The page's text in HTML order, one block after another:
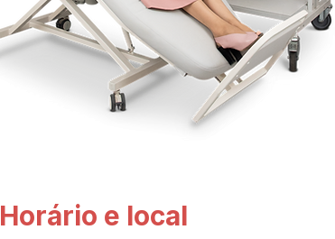
Horário e local